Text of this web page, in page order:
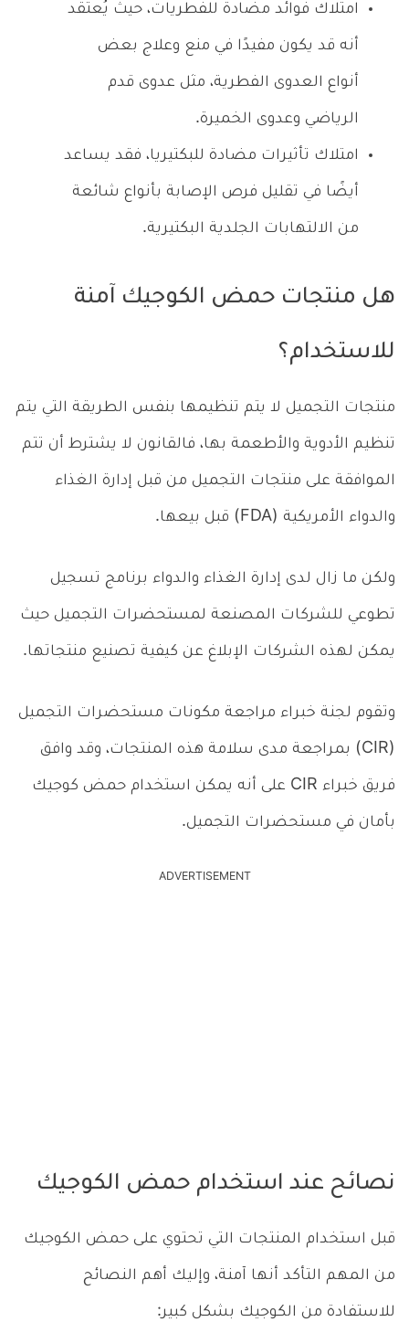
امتلاك فوائد مضادة للفطريات، حيث يُعتقد
أنه قد يكون مفيدًا في منع وعلاج بعض
أنواع العدوى الفطرية، مثل عدوى قدم
الرياضي وعدوى الخميرة.
امتلاك تأثيرات مضادة للبكتيريا، فقد يساعد
أيضًا في تقليل فرص الإصابة بأنواع شائعة
من الالتهابات الجلدية البكتيرية.
هل منتجات حمض الكوجيك آمنة
للاستخدام؟
منتجات التجميل لا يتم تنظيمها بنفس الطريقة التي يتم
تنظيم الأدوية والأطعمة بها، فالقانون لا يشترط أن تتم
الموافقة على منتجات التجميل من قبل إدارة الغذاء
والدواء الأمريكية (FDA) قبل بيعها.
ولكن ما زال لدى إدارة الغذاء والدواء برنامج تسجيل
تطوعي للشركات المصنعة لمستحضرات التجميل حيث
يمكن لهذه الشركات الإبلاغ عن كيفية تصنيع منتجاتها.
وتقوم لجنة خبراء مراجعة مكونات مستحضرات التجميل
(CIR) بمراجعة مدى سلامة هذه المنتجات، وقد وافق
فريق خبراء CIR على أنه يمكن استخدام حمض كوجيك
بأمان في مستحضرات التجميل.
ADVERTISEMENT
نصائح عند استخدام حمض الكوجيك
قبل استخدام المنتجات التي تحتوي على حمض الكوجيك
من المهم التأكد أنها آمنة، وإليك أهم النصائح
للاستفادة من الكوجيك بشكل كبير: